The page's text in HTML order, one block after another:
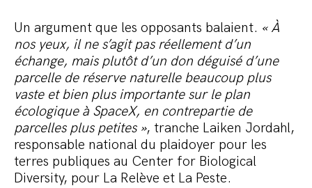
Un argument que les opposants balaient. « À
nos yeux, il ne s’agit pas réellement d’un
échange, mais plutôt d’un don déguisé d’une
parcelle de réserve naturelle beaucoup plus
vaste et bien plus importante sur le plan
écologique à SpaceX, en contrepartie de
parcelles plus petites », tranche Laiken Jordahl,
responsable national du plaidoyer pour les
terres publiques au Center for Biological
Diversity, pour La Relève et La Peste.